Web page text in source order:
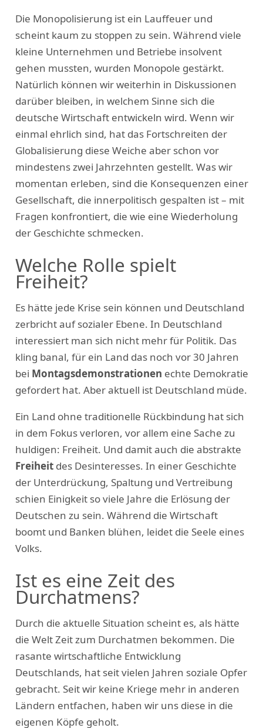
Die Monopolisierung ist ein Lauffeuer und
scheint kaum zu stoppen zu sein. Während viele
kleine Unternehmen und Betriebe insolvent
gehen mussten, wurden Monopole gestärkt.
Natürlich können wir weiterhin in Diskussionen
darüber bleiben, in welchem Sinne sich die
deutsche Wirtschaft entwickeln wird. Wenn wir
einmal ehrlich sind, hat das Fortschreiten der
Globalisierung diese Weiche aber schon vor
mindestens zwei Jahrzehnten gestellt. Was wir
momentan erleben, sind die Konsequenzen einer
Gesellschaft, die innerpolitisch gespalten ist – mit
Fragen konfrontiert, die wie eine Wiederholung
der Geschichte schmecken.
Welche Rolle spielt
Freiheit?
Es hätte jede Krise sein können und Deutschland
zerbricht auf sozialer Ebene. In Deutschland
interessiert man sich nicht mehr für Politik. Das
kling banal, für ein Land das noch vor 30 Jahren
bei Montagsdemonstrationen echte Demokratie
gefordert hat. Aber aktuell ist Deutschland müde.
Ein Land ohne traditionelle Rückbindung hat sich
in dem Fokus verloren, vor allem eine Sache zu
huldigen: Freiheit. Und damit auch die abstrakte
Freiheitdes Desinteresses. In einer Geschichte
der Unterdrückung, Spaltung und Vertreibung
schien Einigkeit so viele Jahre die Erlösung der
Deutschen zu sein. Während die Wirtschaft
boomt und Banken blühen, leidet die Seele eines
Volks.
Ist es eine Zeit des
Durchatmens?
Durch die aktuelle Situation scheint es, als hätte
die Welt Zeit zum Durchatmen bekommen. Die
rasante wirtschaftliche Entwicklung
Deutschlands, hat seit vielen Jahren soziale Opfer
gebracht. Seit wir keine Kriege mehr in anderen
Ländern entfachen, haben wir uns diese in die
eigenen Köpfe geholt.